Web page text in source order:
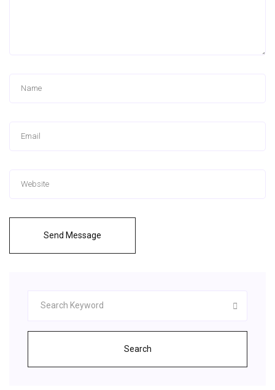
Send Message
Search